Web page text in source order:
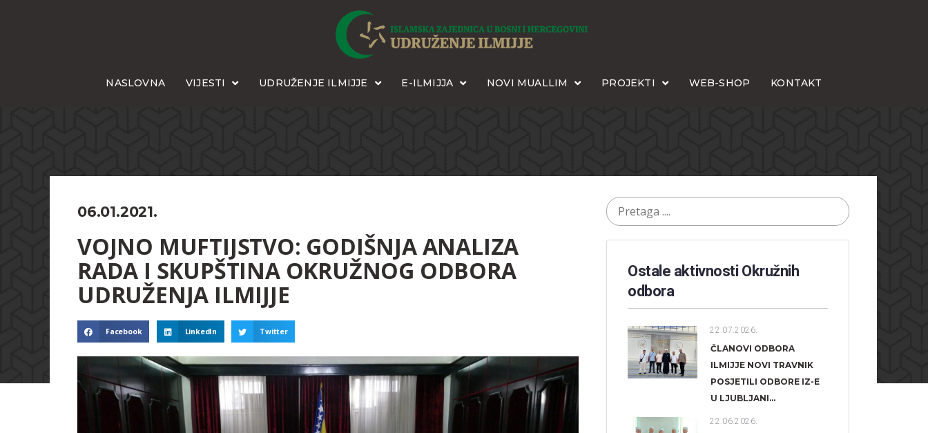
NASLOVNA VIJESTI UDRUŽENJE ILMIJJE E-ILMIJJA NOVI MUALLIM PROJEKTI WEB-SHOP KONTAKT
06.01.2021.
VOJNO MUFTIJSTVO: GODIŠNJA ANALIZA
RADA I SKUPŠTINA OKRUŽNOG ODBORA
UDRUŽENJA ILMIJJE
Facebook LinkedIn Twitter
Ostale aktivnosti Okružnih
odbora​
22.07.2026.
ČLANOVI ODBORA
ILMIJJE NOVI TRAVNIK
POSJETILI ODBORE IZ-E
U LJUBLJANI...
22.06.2026.